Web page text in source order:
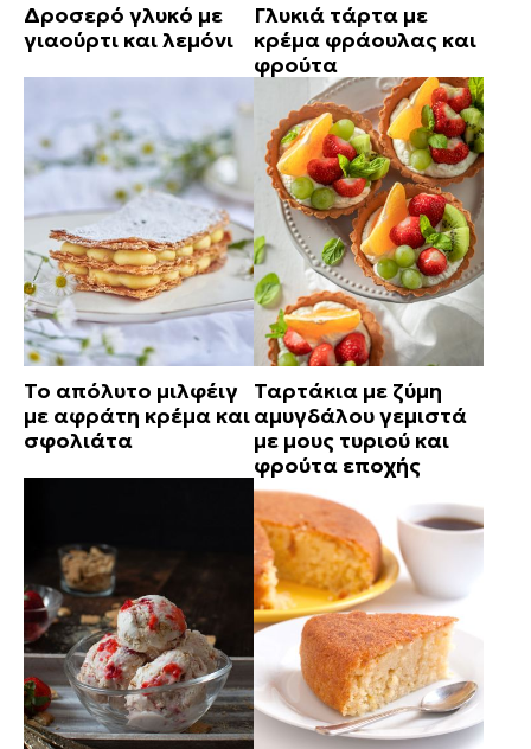
Δροσερό γλυκό με
γιαούρτι και λεμόνι
Γλυκιά τάρτα με
κρέμα φράουλας και
φρούτα
Το απόλυτο μιλφέιγ
με αφράτη κρέμα και
σφολιάτα
Ταρτάκια με ζύμη
αμυγδάλου γεμιστά
με μους τυριού και
φρούτα εποχής